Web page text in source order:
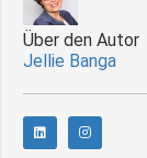
Über den Autor
Jellie Banga